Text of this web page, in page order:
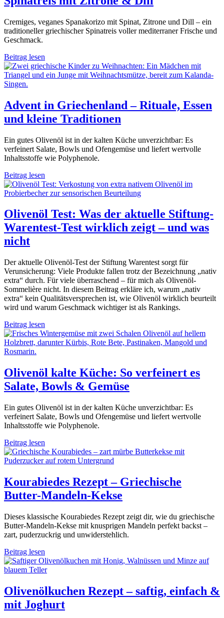
Cremiges, veganes Spanakorizo mit Spinat, Zitrone und Dill – ein
traditioneller griechischer Spinatreis voller mediterraner Frische und
Geschmack.
Beitrag lesen
Advent in Griechenland – Rituale, Essen
und kleine Traditionen
Ein gutes Olivenöl ist in der kalten Küche unverzichtbar: Es
verfeinert Salate, Bowls und Ofengemüse und liefert wertvolle
Inhaltsstoffe wie Polyphenole.
Beitrag lesen
Olivenöl Test: Was der aktuelle Stiftung-
Warentest-Test wirklich zeigt – und was
nicht
Der aktuelle Olivenöl-Test der Stiftung Warentest sorgt für
Verunsicherung: Viele Produkte fallen trotz der Bezeichnung „nativ
extra“ durch. Für viele überraschend – für mich als Olivenöl-
Sommelière nicht. In diesem Beitrag erkläre ich, warum „nativ
extra“ kein Qualitätsversprechen ist, wie Olivenöl wirklich beurteilt
wird und warum Geschmack wichtiger ist als Rankings.
Beitrag lesen
Olivenöl kalte Küche: So verfeinert es
Salate, Bowls & Gemüse
Ein gutes Olivenöl ist in der kalten Küche unverzichtbar: Es
verfeinert Salate, Bowls und Ofengemüse und liefert wertvolle
Inhaltsstoffe wie Polyphenole.
Beitrag lesen
Kourabiedes Rezept – Griechische
Butter-Mandeln-Kekse
Dieses klassische Kourabiedes Rezept zeigt dir, wie du griechische
Butter‑Mandeln-Kekse mit knusprigen Mandeln perfekt backst –
zart, puderzuckrig und unwiderstehlich.
Beitrag lesen
Olivenölkuchen Rezept – saftig, einfach &
mit Joghurt